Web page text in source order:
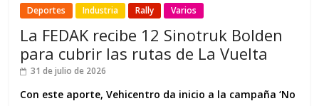
Deportes Industria Rally Varios
La FEDAK recibe 12 Sinotruk Bolden
para cubrir las rutas de La Vuelta
31 de julio de 2026
Con este aporte, Vehicentro da inicio a la campaña ‘No